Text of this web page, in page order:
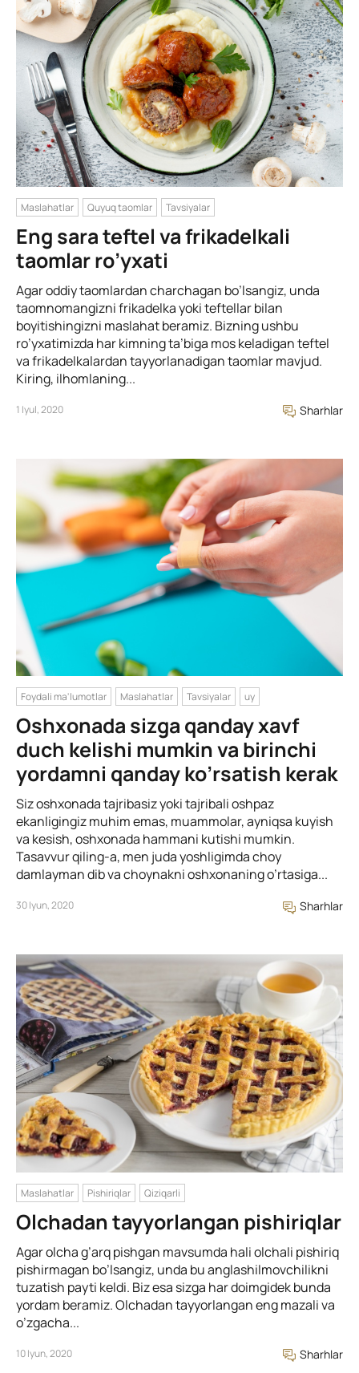
Maslahatlar Quyuq taomlar Tavsiyalar
Eng sara teftel va frikadelkali
taomlar ro’yxati
Agar oddiy taomlardan charchagan bo’lsangiz, unda
taomnomangizni frikadelka yoki teftellar bilan
boyitishingizni maslahat beramiz. Bizning ushbu
ro’yxatimizda har kimning ta’biga mos keladigan teftel
va frikadelkalardan tayyorlanadigan taomlar mavjud.
Kiring, ilhomlaning...
1 Iyul, 2020 Sharhlar
Foydali ma'lumotlar Maslahatlar Tavsiyalar uy
Oshxonada sizga qanday xavf
duch kelishi mumkin va birinchi
yordamni qanday ko’rsatish kerak
Siz oshxonada tajribasiz yoki tajribali oshpaz
ekanligingiz muhim emas, muammolar, ayniqsa kuyish
va kesish, oshxonada hammani kutishi mumkin.
Tasavvur qiling-a, men juda yoshligimda choy
damlayman dib va choynakni oshxonaning o’rtasiga...
30 Iyun, 2020 Sharhlar
Maslahatlar Pishiriqlar Qiziqarli
Olchadan tayyorlangan pishiriqlar
Agar olcha g’arq pishgan mavsumda hali olchali pishiriq
pishirmagan bo’lsangiz, unda bu anglashilmovchilikni
tuzatish payti keldi. Biz esa sizga har doimgidek bunda
yordam beramiz. Olchadan tayyorlangan eng mazali va
o’zgacha...
10 Iyun, 2020 Sharhlar